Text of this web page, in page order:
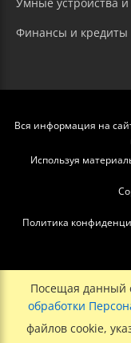
Финансы и кредиты
Вся информация на
Используя
Политика
Посещая данный
обработки
файлов cookie,